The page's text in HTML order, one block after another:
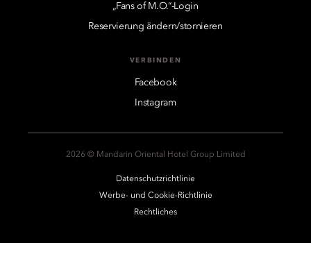
„Fans of M.O.“-Login
Reservierung ändern/stornieren
VERBINDEN
Facebook
Instagram
2026 © Mandarin Oriental Hotel Group Limited
Datenschutzrichtlinie
Werbe- und Cookie-Richtlinie
Rechtliches